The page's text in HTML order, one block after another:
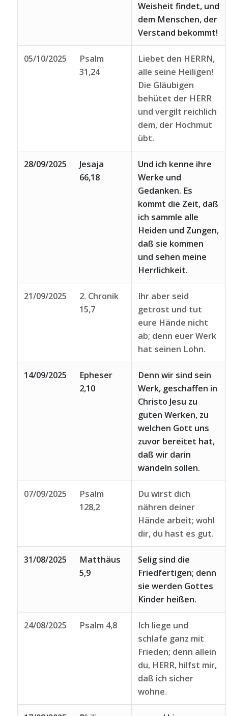
Weisheit findet, und
dem Menschen, der
Verstand bekommt!
05/10/2025
Psalm
31,24
Liebet den HERRN,
alle seine Heiligen!
Die Gläubigen
behütet der HERR
und vergilt reichlich
dem, der Hochmut
übt.
28/09/2025
Jesaja
66,18
Und ich kenne ihre
Werke und
Gedanken. Es
kommt die Zeit, daß
ich sammle alle
Heiden und Zungen,
daß sie kommen
und sehen meine
Herrlichkeit.
21/09/2025
2. Chronik
15,7
Ihr aber seid
getrost und tut
eure Hände nicht
ab; denn euer Werk
hat seinen Lohn.
14/09/2025
Epheser
2,10
Denn wir sind sein
Werk, geschaffen in
Christo Jesu zu
guten Werken, zu
welchen Gott uns
zuvor bereitet hat,
daß wir darin
wandeln sollen.
07/09/2025
Psalm
128,2
Du wirst dich
nähren deiner
Hände arbeit; wohl
dir, du hast es gut.
31/08/2025
Matthäus
5,9
Selig sind die
Friedfertigen; denn
sie werden Gottes
Kinder heißen.
24/08/2025 Psalm 4,8
Ich liege und
schlafe ganz mit
Frieden; denn allein
du, HERR, hilfst mir,
daß ich sicher
wohne.